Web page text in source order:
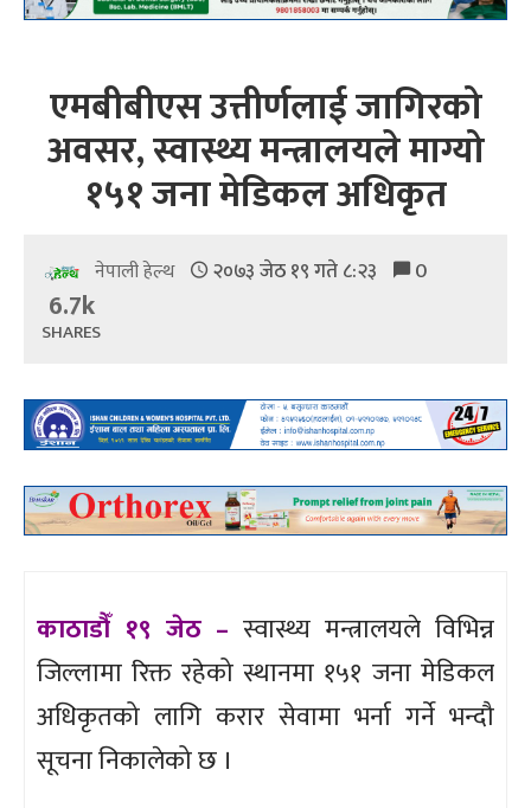
एमबीबीएस उत्तीर्णलाई जागिरको
अवसर, स्वास्थ्य मन्त्रालयले माग्यो
१५१ जना मेडिकल अधिकृत
नेपाली हेल्थ २०७३ जेठ १९ गते ८:२३ 0
6.7k
SHARES
काठाडौँ १९ जेठ – स्वास्थ्य मन्त्रालयले विभिन्न
जिल्लामा रिक्त रहेको स्थानमा १५१ जना मेडिकल
अधिकृतको लागि करार सेवामा भर्ना गर्ने भन्दौ
सूचना निकालेको छ ।